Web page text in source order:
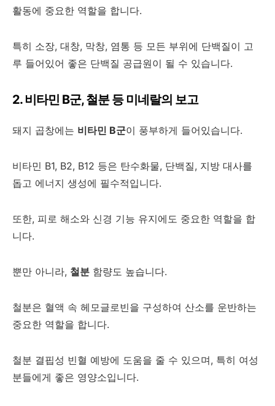
활동에 중요한 역할을 합니다.
특히 소장, 대창, 막창, 염통 등 모든 부위에 단백질이 고
루 들어있어 좋은 단백질 공급원이 될 수 있습니다.
2. 비타민 B군, 철분 등 미네랄의 보고
돼지 곱창에는 비타민 B군이 풍부하게 들어있습니다.
비타민 B1, B2, B12 등은 탄수화물, 단백질, 지방 대사를
돕고 에너지 생성에 필수적입니다.
또한, 피로 해소와 신경 기능 유지에도 중요한 역할을 합
니다.
뿐만 아니라, 철분 함량도 높습니다.
철분은 혈액 속 헤모글로빈을 구성하여 산소를 운반하는
중요한 역할을 합니다.
철분 결핍성 빈혈 예방에 도움을 줄 수 있으며, 특히 여성
분들에게 좋은 영양소입니다.